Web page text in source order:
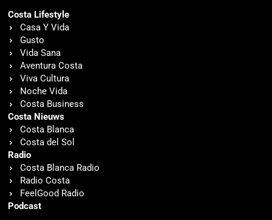
Costa Lifestyle
Casa Y Vida
Gusto
Vida Sana
Aventura Costa
Viva Cultura
Noche Vida
Costa Business
Costa Nieuws
Costa Blanca
Costa del Sol
Radio
Costa Blanca Radio
Radio Costa
FeelGood Radio
Podcast